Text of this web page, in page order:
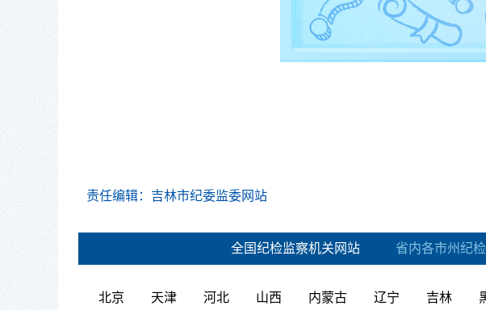
责任编辑：吉林市纪委监委网站
全国纪检监察机关网站 省内各市州纪
北京 天津 河北 山西 内蒙古 辽宁 吉林